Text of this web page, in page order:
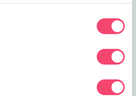
van speeltuin De Leemkuil.
verken geheime paadjes, maak
en race van de glijbaan. Bij mooi
op de vernieuwde